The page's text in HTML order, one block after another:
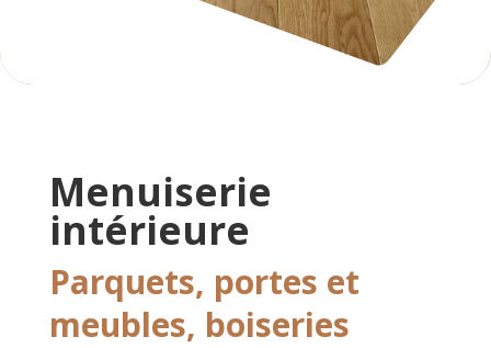
Menuiserie
intérieure
Parquets, portes et
meubles, boiseries